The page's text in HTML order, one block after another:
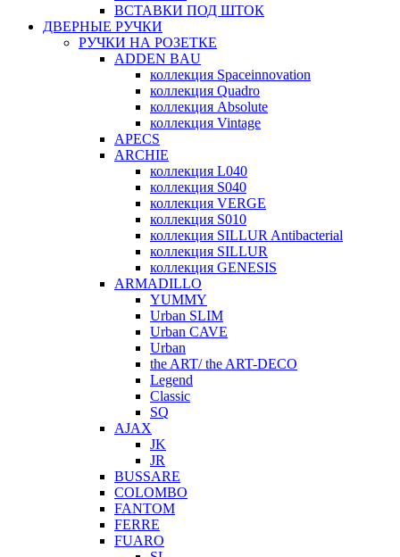
ВСТАВКИ ПОД ШТОК
ДВЕРНЫЕ РУЧКИ
РУЧКИ НА РОЗЕТКЕ
ADDEN BAU
коллекция Spaceinnovation
коллекция Quadro
коллекция Absolute
коллекция Vintage
APECS
ARCHIE
коллекция L040
коллекция S040
коллекция VERGE
коллекция S010
коллекция SILLUR Antibacterial
коллекция SILLUR
коллекция GENESIS
ARMADILLO
YUMMY
Urban SLIM
Urban CAVE
Urban
the ART/ the ART-DECO
Legend
Classic
SQ
AJAX
JK
JR
BUSSARE
COLOMBO
FANTOM
FERRE
FUARO